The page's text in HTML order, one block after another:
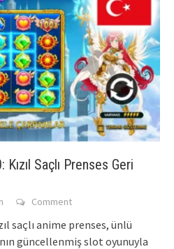
Saçlı Prenses Geri
Comment
saçlı anime prenses, ünlü
güncellenmiş slot oyunuyla